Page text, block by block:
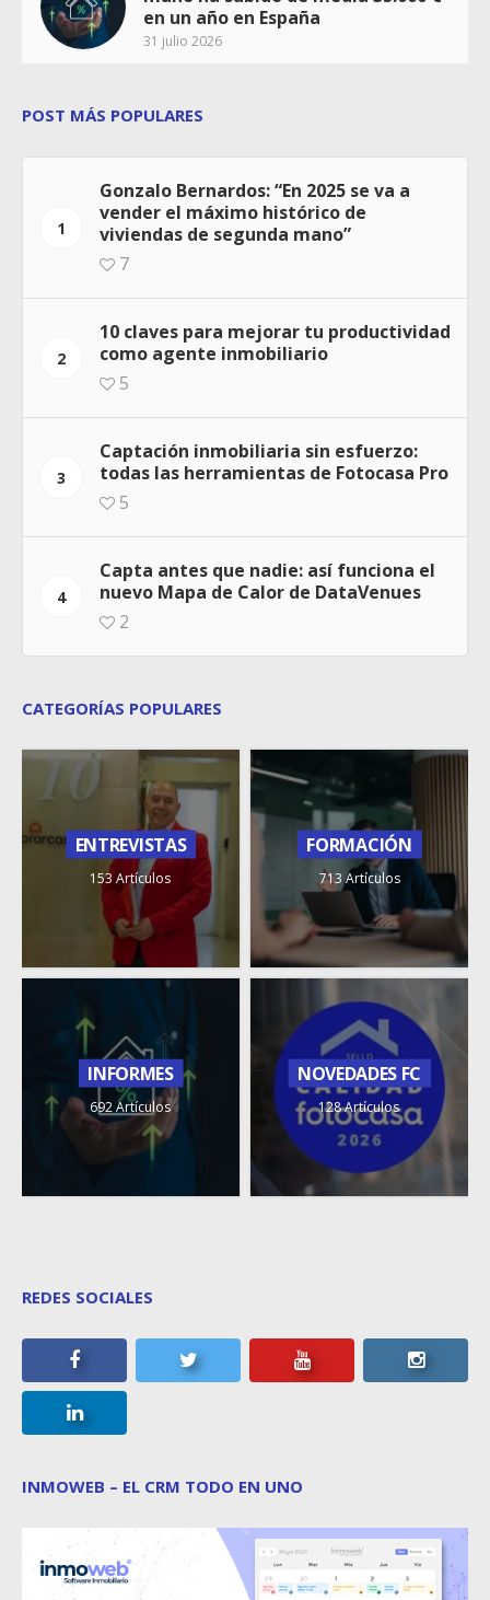
en un año en España
31 julio 2026
POST MÁS POPULARES
1
Gonzalo Bernardos: “En 2025 se va a
vender el máximo histórico de
viviendas de segunda mano”
7
2
10 claves para mejorar tu productividad
como agente inmobiliario
5
3
Captación inmobiliaria sin esfuerzo:
todas las herramientas de Fotocasa Pro
5
4
Capta antes que nadie: así funciona el
nuevo Mapa de Calor de DataVenues
2
CATEGORÍAS POPULARES
ENTREVISTAS
153 Artículos
FORMACIÓN
713 Artículos
INFORMES
692 Artículos
NOVEDADES FC
128 Artículos
REDES SOCIALES
INMOWEB – EL CRM TODO EN UNO